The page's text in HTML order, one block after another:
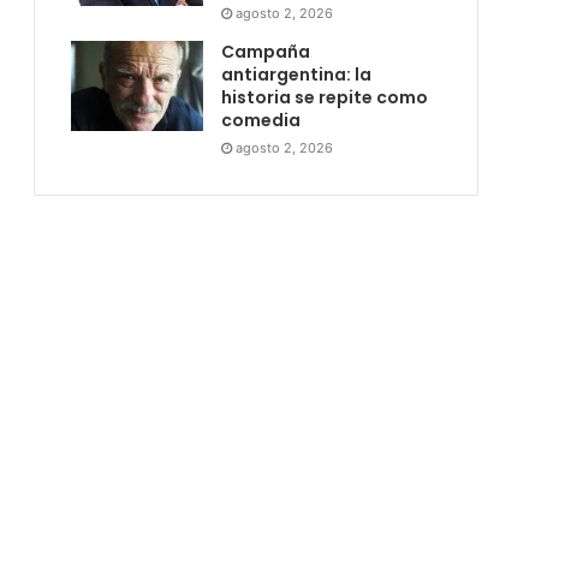
agosto 2, 2026
Campaña
antiargentina: la
historia se repite como
comedia
agosto 2, 2026